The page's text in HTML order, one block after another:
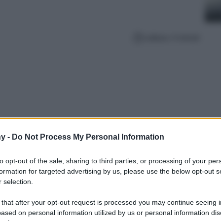
- Do Not Process My Personal Information
opt-out of the sale, sharing to third parties, or processing of your
for targeted advertising by us, please use the below opt-out
selection.
after your opt-out request is processed you may continue seeing
on personal information utilized by us or personal information
per organizzare il primo viaggio della
che è una vera favola